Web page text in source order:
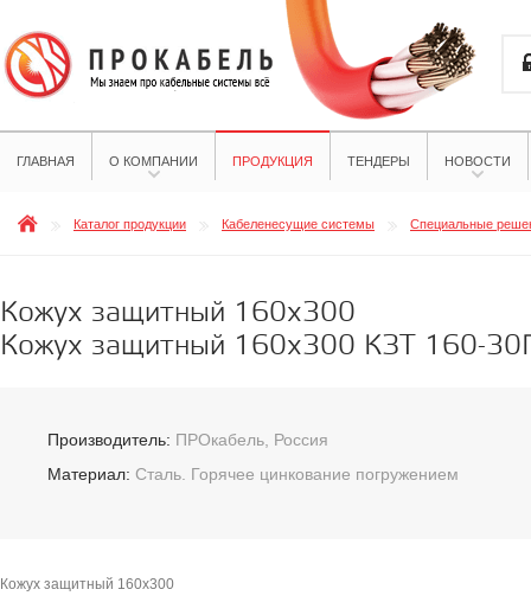
ГЛАВНАЯ О КОМПАНИИ ПРОДУКЦИЯ ТЕНДЕРЫ НОВОСТИ
Каталог продукции Кабеленесущие системы Специальные
Кожух защитный 160х300
Кожух защитный 160х300 КЗТ 160-
Производитель: ПРОкабель, Россия
Материал: Сталь. Горячее цинкование погружением
Кожух защитный 160х300